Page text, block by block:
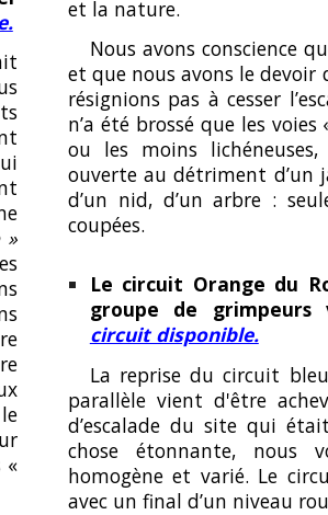
»
«
et la nature.
Nous avons conscience
et que nous avons le
résignions pas à cesser
n’a été brossé que les
ou les moins lichéneuses,
ouverte au détriment d’un
d’un nid, d’un arbre :
coupées.
Le circuit Orange du
groupe de grimpeurs
circuit disponible.
La reprise du circuit
parallèle vient d'être
d’escalade du site qui
chose étonnante, nous
homogène et varié. Le
avec un final d’un niveau